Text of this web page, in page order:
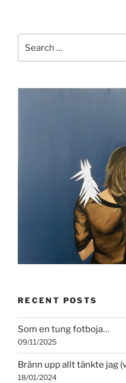
for:
RECENT POSTS
Som en tung fotboja…
09/11/2025
Bränn upp allt tänkte jag
18/01/2024